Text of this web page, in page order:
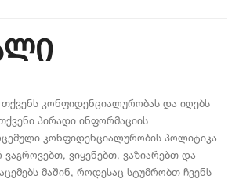
თქვენს კონფიდენციალურობას და იღებს
პირადი ინფორმაციის
კონფიდენციალურობის პოლიტიკა
ვიყენებთ, ვაზიარებთ და
მაშინ, როდესაც სტუმრობთ ჩვენს